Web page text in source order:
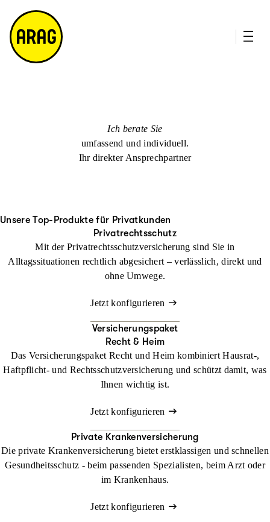
m
a
p
Ich berate Sie
umfassend und individuell.
Ihr direkter Ansprechpartner
Unsere Top-Produkte für Privatkunden
Privatrechtsschutz
Mit der Privatrechtsschutzversicherung sind Sie in
Alltagssituationen rechtlich abgesichert – verlässlich, direkt und
ohne Umwege.
Jetzt konfigurieren
Versicherungspaket
Recht & Heim
Das Versicherungspaket Recht und Heim kombiniert Hausrat-,
Haftpflicht- und Rechtsschutzversicherung und schützt damit, was
Ihnen wichtig ist.
Jetzt konfigurieren
Private Krankenversicherung
Die private Krankenversicherung bietet erstklassigen und schnellen
Gesundheitsschutz - beim passenden Spezialisten, beim Arzt oder
im Krankenhaus.
Jetzt konfigurieren